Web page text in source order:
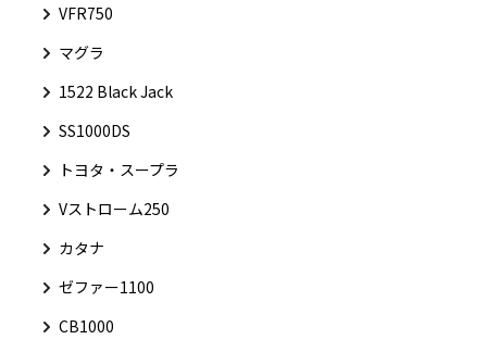
VFR750
マグラ
1522 Black Jack
SS1000DS
トヨタ・スープラ
Vストローム250
カタナ
ゼファー1100
CB1000